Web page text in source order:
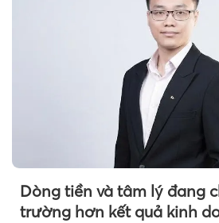
Dòng tiền và tâm lý đang
trường hơn kết quả kinh